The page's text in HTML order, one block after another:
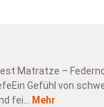
Matratze –
Gefühl von
fei…
Mehr